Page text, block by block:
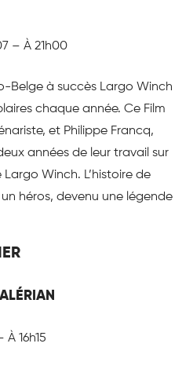
– À 21h00
Belge à succès Largo Winch
chaque année. Ce Film
et Philippe Francq,
années de leur travail sur
Winch. L’histoire de
héros, devenu une légende
16h15